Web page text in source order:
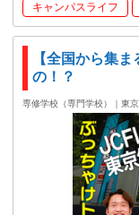
キャンパスライフ
【全国から集
の！？
専修学校（専門学校）｜東